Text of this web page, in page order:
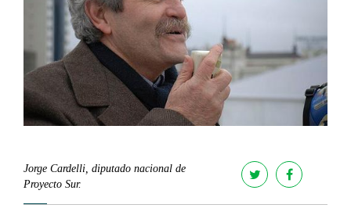
Jorge Cardelli, diputado nacional de
Proyecto Sur.